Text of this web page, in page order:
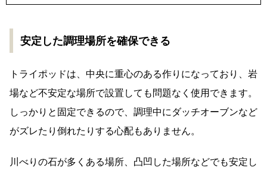
安定した調理場所を確保できる
トライポッドは、中央に重心のある作りになっており、岩
場など不安定な場所で設置しても問題なく使用できます。
しっかりと固定できるので、調理中にダッチオーブンなど
がズレたり倒れたりする心配もありません。
川べりの石が多くある場所、凸凹した場所などでも安定し